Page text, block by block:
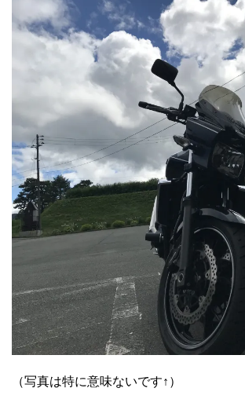
（写真は特に意味ないです↑）